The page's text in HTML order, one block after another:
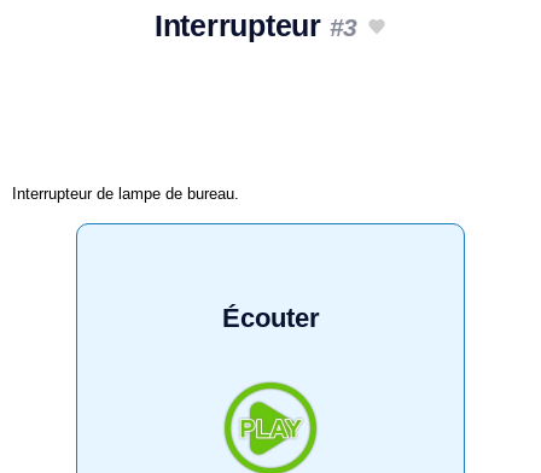
Interrupteur #3
Interrupteur de lampe de bureau.
Écouter